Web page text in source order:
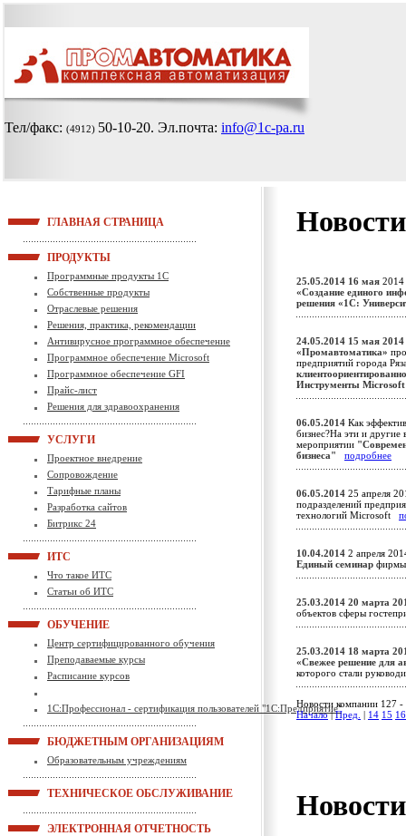
Тел/факс: (4912) 50-10-20. Эл.почта: info@1c-pa.ru
ГЛАВНАЯ СТРАНИЦА
ПРОДУКТЫ
Программные продукты 1С
Собственные продукты
Отраслевые решения
Решения, практика, рекомендации
Антивирусное программное обеспечение
Программное обеспечение Microsoft
Программное обеспечение GFI
Прайс-лист
Решения для здравоохранения
УСЛУГИ
Проектное внедрение
Сопровождение
Тарифные планы
Разработка сайтов
Битрикс 24
ИТС
Что такое ИТС
Статьи об ИТС
ОБУЧЕНИЕ
Центр сертифицированного обучения
Преподаваемые курсы
Расписание курсов
1С:Профессионал - сертификация пользователей "1С:Предприятие"
БЮДЖЕТНЫМ ОРГАНИЗАЦИЯМ
Образовательным учреждениям
ТЕХНИЧЕСКОЕ ОБСЛУЖИВАНИЕ
ЭЛЕКТРОННАЯ ОТЧЕТНОСТЬ
25.05.2014 16 мая 2014
«Создание единого
решения «1С:
24.05.2014 15 мая
«Промавтоматика»
предприятий города
Инструменты
06.05.2014 Как
бизнес?На эти и другие
мероприятии
бизнеса"
подробнее
06.05.2014 25 апреля
подразделений
технологий Microsoft
10.04.2014 2 апреля
Единый семинар
25.03.2014 20 марта
объектов сферы
25.03.2014 18 марта
«Свежее решение для
которого стали
Новости компании 127 -
Начало|Пред. 14 15 16